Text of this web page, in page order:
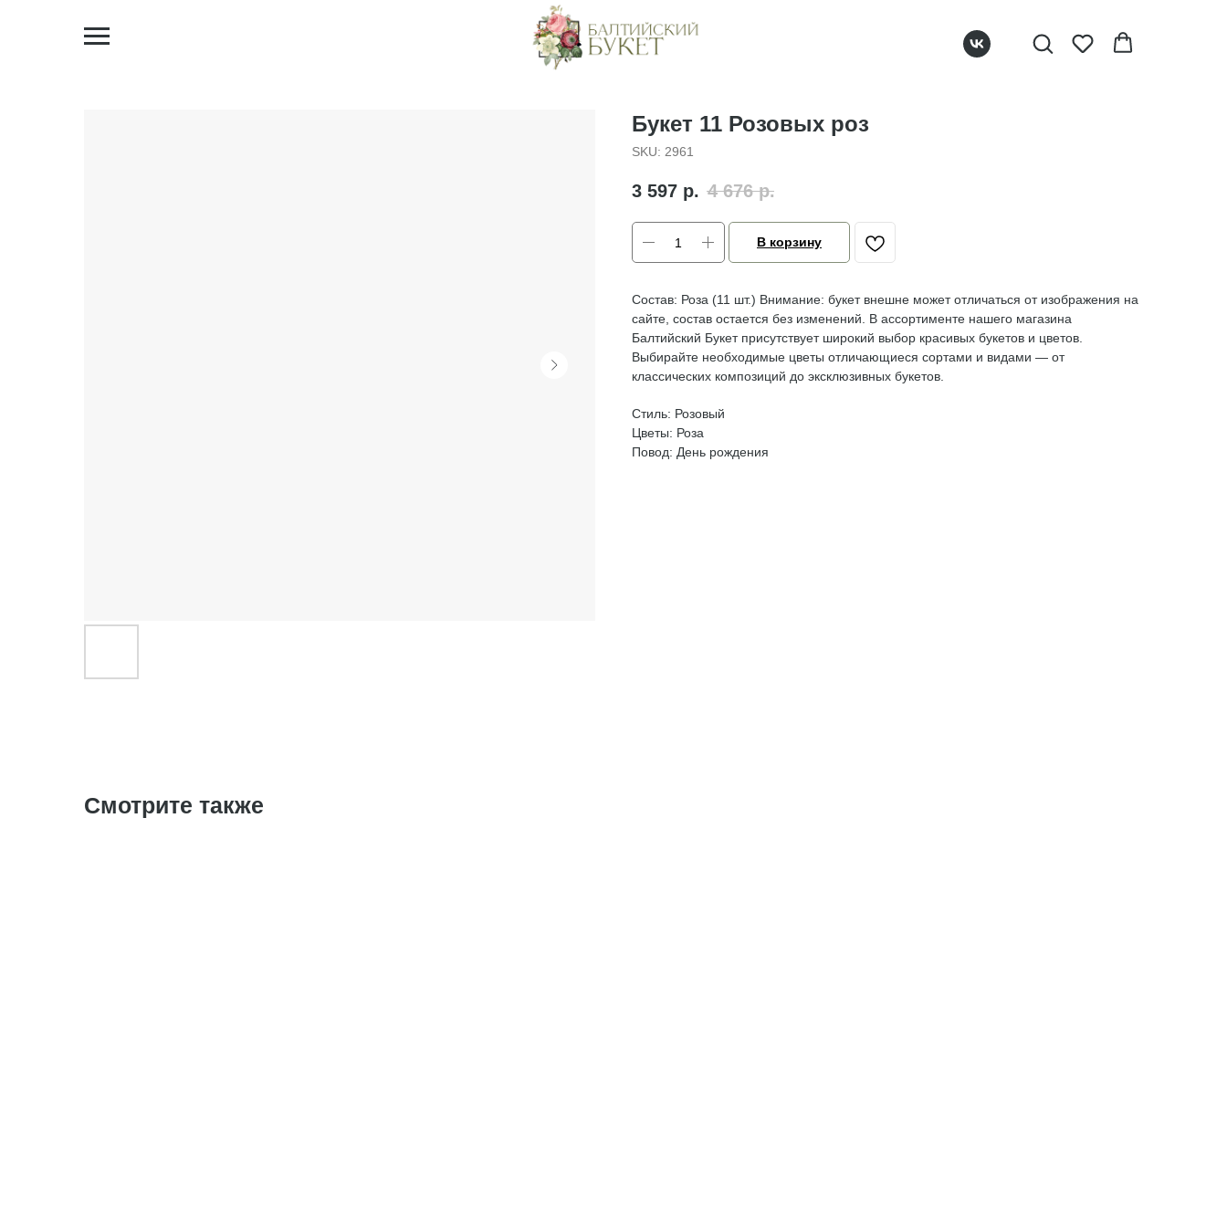
Букет 11 Розовых роз
SKU: 2961
3 597 р. 4 676 р.
В корзину
Состав: Роза (11 шт.) Внимание: букет внешне может отличаться от изображения на
сайте, состав остается без изменений. В ассортименте нашего магазина
Балтийский Букет присутствует широкий выбор красивых букетов и цветов.
Выбирайте необходимые цветы отличающиеся сортами и видами — от
классических композиций до эксклюзивных букетов.
Стиль: Розовый
Цветы: Роза
Повод: День рождения
Смотрите также